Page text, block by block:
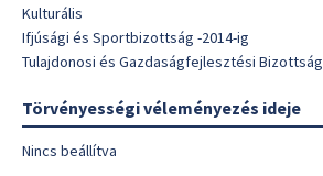
Kulturális
Ifjúsági és Sportbizottság -2014-ig
Tulajdonosi és Gazdaságfejlesztési Bizottság
Törvényességi véleményezés ideje
Nincs beállítva